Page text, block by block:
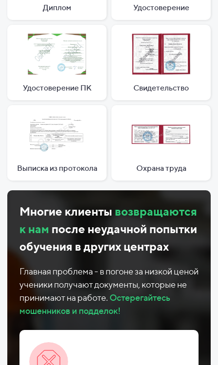
Диплом Удостоверение
Удостоверение ПК Свидетельство
Выписка из протокола Охрана труда
Многие клиенты возвращаются
к нам после неудачной попытки
обучения в других центрах
Главная проблема - в погоне за низкой ценой
ученики получают документы, которые не
принимают на работе. Остерегайтесь
мошенников и подделок!